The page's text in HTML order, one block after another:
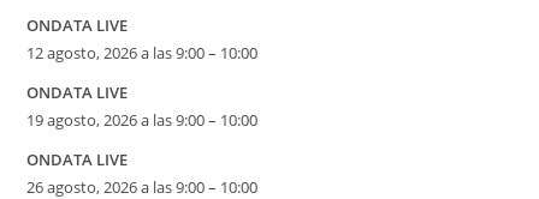
ONDATA LIVE
12 agosto, 2026 a las 9:00 – 10:00
ONDATA LIVE
19 agosto, 2026 a las 9:00 – 10:00
ONDATA LIVE
26 agosto, 2026 a las 9:00 – 10:00